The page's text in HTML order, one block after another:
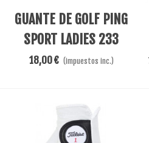
Añadir Al Carrito
GUANTE DE GOLF PING
SPORT LADIES 233
18,00 € (impuestos inc.)